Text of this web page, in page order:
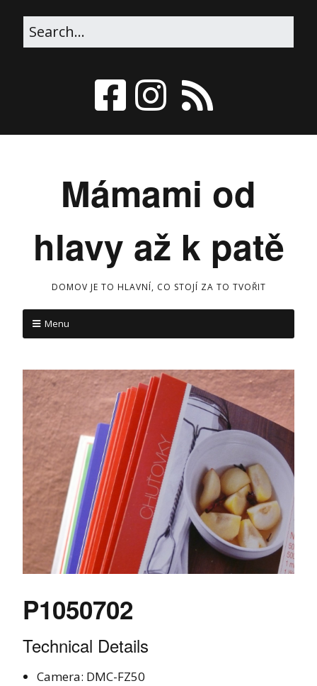
Mámami od
hlavy až k patě
DOMOV JE TO HLAVNÍ, CO STOJÍ ZA TO TVOŘIT
Menu
P1050702
Technical Details
Camera: DMC-FZ50